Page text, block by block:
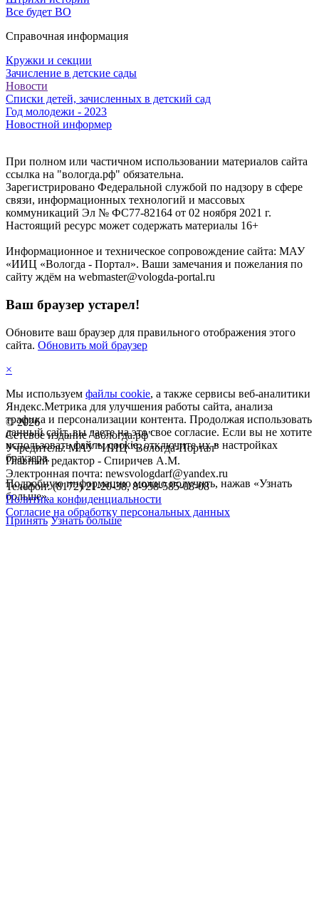
Все будет ВО
Справочная информация
Кружки и секции
Зачисление в детские сады
Новости
Списки детей, зачисленных в детский сад
Год молодежи - 2023
©2026
Сетевое издание "вологда.рф"
Учредитель: МАУ "ИИЦ "Вологда-Портал"
Главный редактор - Спиричев А.М.
Электронная почта: newsvologdarf@yandex.ru
Телефон: (8172) 21-20-38, 8-958-585-08-08
Политика конфиденциальности
Согласие на обработку персональных данных
Новостной информер
При полном или частичном использовании материалов сайта
ссылка на "вологда.рф" обязательна.
Зарегистрировано Федеральной службой по надзору в сфере
связи, информационных технологий и массовых
коммуникаций Эл № ФС77-82164 от 02 ноября 2021 г.
Настоящий ресурс может содержать материалы 16+
Информационное и техническое сопровождение сайта: МАУ
«ИИЦ «Вологда - Портал». Ваши замечания и пожелания по
сайту ждём на webmaster@vologda-portal.ru
Ваш браузер устарел!
Обновите ваш браузер для правильного отображения этого
сайта. Обновить мой браузер
×
Мы используем файлы cookie, а также сервисы веб-аналитики
Яндекс.Метрика для улучшения работы сайта, анализа
трафика и персонализации контента. Продолжая использовать
данный сайт, вы даете на это свое согласие. Если вы не хотите
использовать файлы cookie, отключите их в настройках
браузера.
Подробную информацию можно получить, нажав «Узнать
больше».
Принять Узнать больше